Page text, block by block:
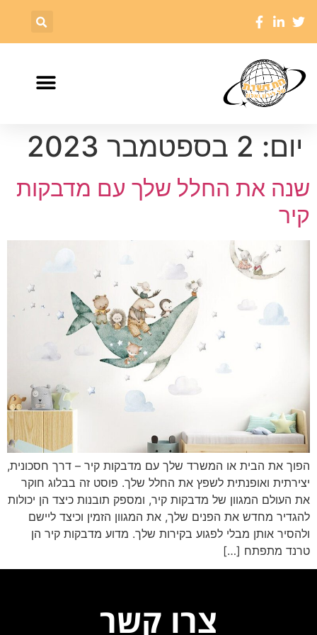
יום: 2 בספטמבר 2023
שנה את החלל שלך עם מדבקות
קיר
הפוך את הבית או המשרד שלך עם מדבקות קיר – דרך חסכונית,
יצירתית ואופנתית לשפץ את החלל שלך. פוסט זה בבלוג חוקר
את העולם המגוון של מדבקות קיר, ומספק תובנות כיצד הן יכולות
להגדיר מחדש את הפנים שלך, את המגוון הזמין וכיצד ליישם
ולהסיר אותן מבלי לפגוע בקירות שלך. מדוע מדבקות קיר הן
טרנד מתפתח […]
צרו קשר